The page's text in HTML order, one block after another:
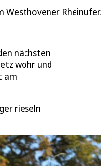
Westhovener Rheinufer.
nächsten
wohr und
am
rieseln